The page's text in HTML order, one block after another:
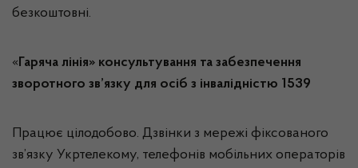
безкоштовні.
«Гаряча лінія» консультування та забезпечення
зворотного зв’язку для осіб з інвалідністю 1539
Працює цілодобово. Дзвінки з мережі фіксованого
зв’язку Укртелекому, телефонів мобільних операторів